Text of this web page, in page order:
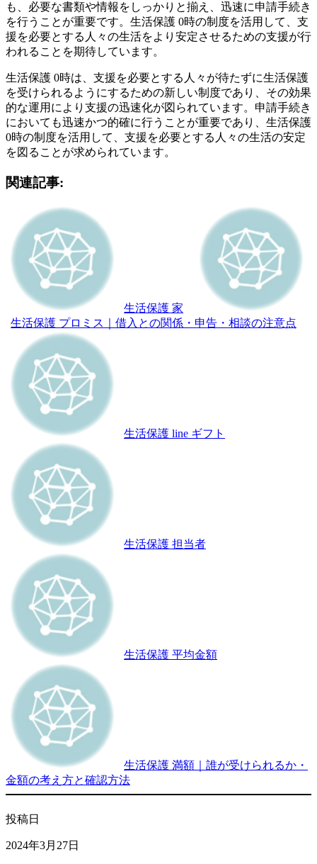
も、必要な書類や情報をしっかりと揃え、迅速に申請手続き
を行うことが重要です。生活保護 0時の制度を活用して、支
援を必要とする人々の生活をより安定させるための支援が行
われることを期待しています。
生活保護 0時は、支援を必要とする人々が待たずに生活保護
を受けられるようにするための新しい制度であり、その効果
的な運用により支援の迅速化が図られています。申請手続き
においても迅速かつ的確に行うことが重要であり、生活保護
0時の制度を活用して、支援を必要とする人々の生活の安定
を図ることが求められています。
関連記事:
生活保護 家
生活保護 プロミス｜借入との関係・申告・相談の注意点
生活保護 line ギフト
生活保護 担当者
生活保護 平均金額
生活保護 満額｜誰が受けられるか・
金額の考え方と確認方法
投稿日
2024年3月27日